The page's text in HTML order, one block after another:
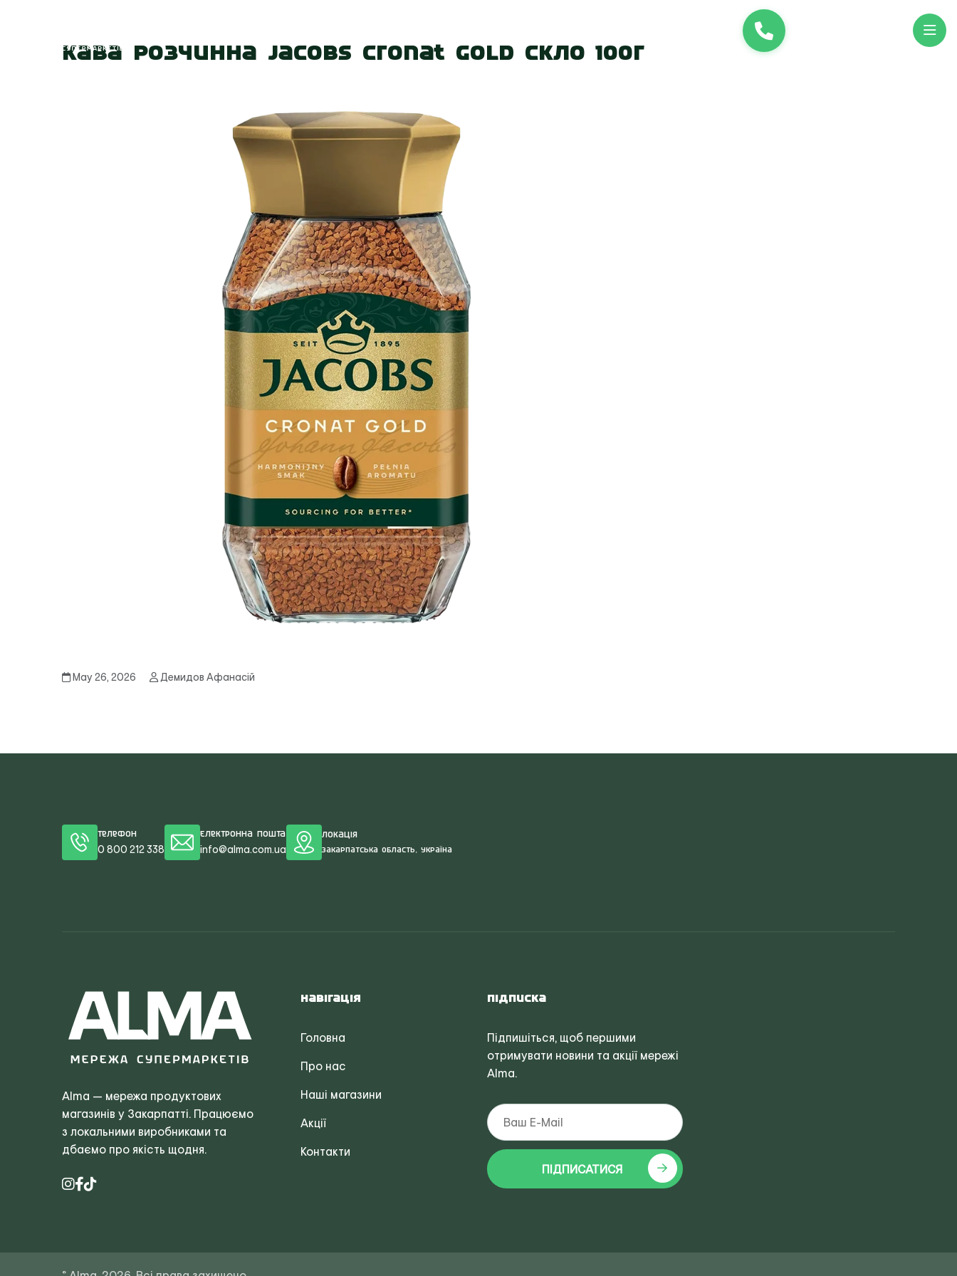
Кава розчинна Jacobs Cronat Gold скло 100г
May 26, 2026 Демидов Афанасій
Телефон
0 800 212 338
Електронна пошта
info@alma.com.ua
Локація
Закарпатська область, Україна
Alma — мережа продуктових
магазинів у Закарпатті. Працюємо
з локальними виробниками та
дбаємо про якість щодня.
Навігація
Головна
Про нас
Наші магазини
Акції
Контакти
Підписка
Підпишіться, щоб першими
отримувати новини та акції мережі
Alma.
ПІДПИСАТИСЯ